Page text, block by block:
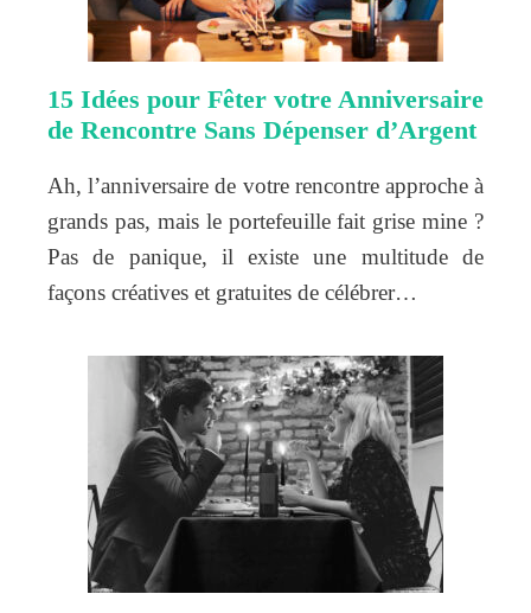
15 Idées pour Fêter votre Anniversaire
de Rencontre Sans Dépenser d’Argent
Ah, l’anniversaire de votre rencontre approche à
grands pas, mais le portefeuille fait grise mine ?
Pas de panique, il existe une multitude de
façons créatives et gratuites de célébrer…